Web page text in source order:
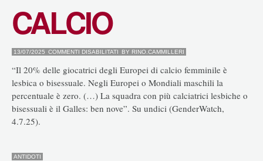
CALCIO
13/07/2025 COMMENTI DISABILITATI SU
BY RINO.CAMMILLERI
“Il 20% delle giocatrici degli Europei di calcio femminile è
lesbica o bisessuale. Negli Europei o Mondiali maschili la
percentuale è zero. (…) La squadra con più calciatrici lesbiche o
bisessuali è il Galles: ben nove”. Su undici (GenderWatch,
4.7.25).
ANTIDOTI